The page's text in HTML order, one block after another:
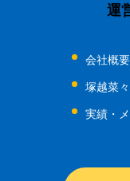
運
会社概要
塚越菜
実績・